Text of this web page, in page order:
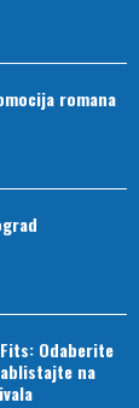
romana
Odaberite
na